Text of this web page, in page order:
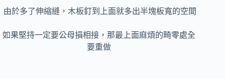
由於多了伸縮縫，木板釘到上面就多出半塊板寬的空間
如果堅持一定要公母損相接，那最上面麻煩的畸零處全
要重做